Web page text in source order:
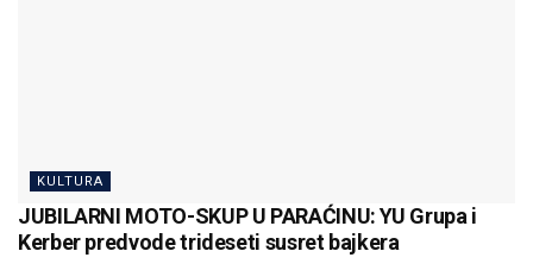
KULTURA
JUBILARNI MOTO-SKUP U PARAĆINU: YU Grupa i
Kerber predvode trideseti susret bajkera